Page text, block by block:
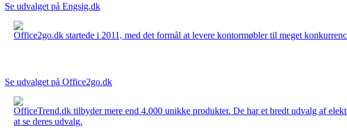
Se udvalget på Engsig.dk
Office2go.dk startede i 2011, med det formål at levere kontormøbler til meget
Se udvalget på Office2go.dk
OfficeTrend.dk tilbyder mere end 4.000 unikke produkter. De har et bredt udvalg af
at se deres udvalg.